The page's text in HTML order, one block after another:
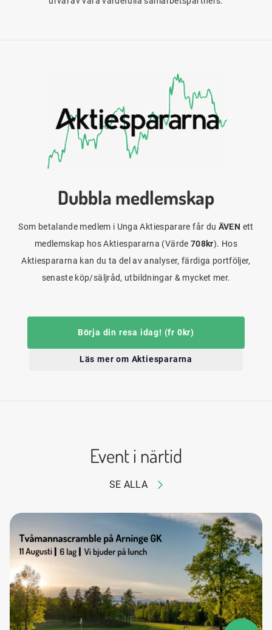
Dubbla medlemskap
Som betalande medlem i Unga Aktiesparare får du ÄVEN ett
medlemskap hos Aktiespararna (Värde 708kr). Hos
Aktiespararna kan du ta del av analyser, färdiga portföljer,
senaste köp/säljråd, utbildningar & mycket mer.
Börja din resa idag! (fr 0kr)
Läs mer om Aktiespararna
Event i närtid
SE ALLA